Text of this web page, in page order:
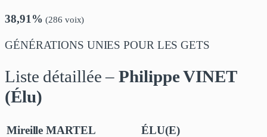
38,91% (286 voix)
GÉNÉRATIONS UNIES POUR LES GETS
Liste détaillée –Philippe VINET
(Élu)
Mireille MARTEL
ÉLU(E)